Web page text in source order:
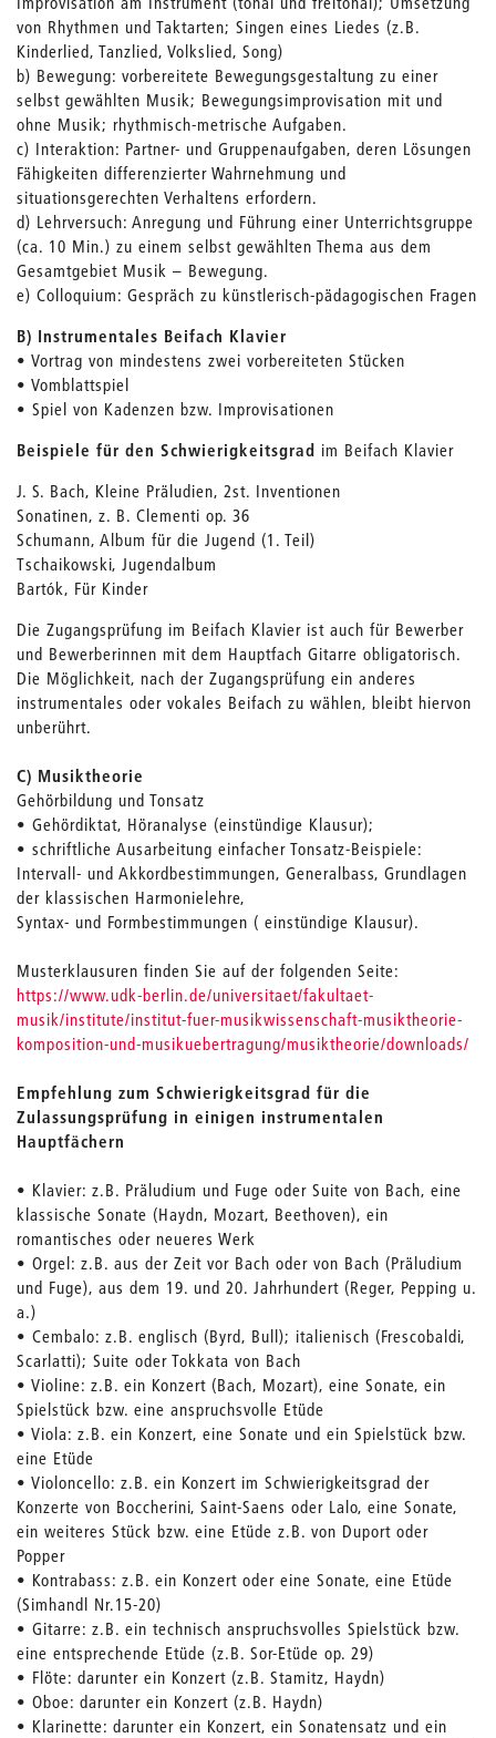
von Rhythmen und Taktarten; Singen eines Liedes (z.B.
Kinderlied, Tanzlied, Volkslied, Song)
b) Bewegung: vorbereitete Bewegungsgestaltung zu einer
selbst gewählten Musik; Bewegungsimprovisation mit und
ohne Musik; rhythmisch-metrische Aufgaben.
c) Interaktion: Partner- und Gruppenaufgaben, deren Lösungen
Fähigkeiten differenzierter Wahrnehmung und
situationsgerechten Verhaltens erfordern.
d) Lehrversuch: Anregung und Führung einer Unterrichtsgruppe
(ca. 10 Min.) zu einem selbst gewählten Thema aus dem
Gesamtgebiet Musik – Bewegung.
e) Colloquium: Gespräch zu künstlerisch-pädagogischen Fragen
B) Instrumentales Beifach Klavier
• Vortrag von mindestens zwei vorbereiteten Stücken
• Vomblattspiel
• Spiel von Kadenzen bzw. Improvisationen
Beispiele für den Schwierigkeitsgrad im Beifach Klavier
J. S. Bach, Kleine Präludien, 2st. Inventionen
Sonatinen, z. B. Clementi op. 36
Schumann, Album für die Jugend (1. Teil)
Tschaikowski, Jugendalbum
Bartók, Für Kinder
Die Zugangsprüfung im Beifach Klavier ist auch für Bewerber
und Bewerberinnen mit dem Hauptfach Gitarre obligatorisch.
Die Möglichkeit, nach der Zugangsprüfung ein anderes
instrumentales oder vokales Beifach zu wählen, bleibt hiervon
unberührt.
C) Musiktheorie
Gehörbildung und Tonsatz
• Gehördiktat, Höranalyse (einstündige Klausur);
• schriftliche Ausarbeitung einfacher Tonsatz-Beispiele:
Intervall- und Akkordbestimmungen, Generalbass, Grundlagen
der klassischen Harmonielehre,
Syntax- und Formbestimmungen ( einstündige Klausur).
Musterklausuren finden Sie auf der folgenden Seite:
https://www.udk-berlin.de/universitaet/fakultaet-
musik/institute/institut-fuer-musikwissenschaft-musiktheorie-
komposition-und-musikuebertragung/musiktheorie/downloads/
Empfehlung zum Schwierigkeitsgrad für die
Zulassungsprüfung in einigen instrumentalen
Hauptfächern
• Klavier: z.B. Präludium und Fuge oder Suite von Bach, eine
klassische Sonate (Haydn, Mozart, Beethoven), ein
romantisches oder neueres Werk
• Orgel: z.B. aus der Zeit vor Bach oder von Bach (Präludium
und Fuge), aus dem 19. und 20. Jahrhundert (Reger, Pepping u.
a.)
• Cembalo: z.B. englisch (Byrd, Bull); italienisch (Frescobaldi,
Scarlatti); Suite oder Tokkata von Bach
• Violine: z.B. ein Konzert (Bach, Mozart), eine Sonate, ein
Spielstück bzw. eine anspruchsvolle Etüde
• Viola: z.B. ein Konzert, eine Sonate und ein Spielstück bzw.
eine Etüde
• Violoncello: z.B. ein Konzert im Schwierigkeitsgrad der
Konzerte von Boccherini, Saint-Saens oder Lalo, eine Sonate,
ein weiteres Stück bzw. eine Etüde z.B. von Duport oder
Popper
• Kontrabass: z.B. ein Konzert oder eine Sonate, eine Etüde
(Simhandl Nr.15-20)
• Gitarre: z.B. ein technisch anspruchsvolles Spielstück bzw.
eine entsprechende Etüde (z.B. Sor-Etüde op. 29)
• Flöte: darunter ein Konzert (z.B. Stamitz, Haydn)
• Oboe: darunter ein Konzert (z.B. Haydn)
• Klarinette: darunter ein Konzert, ein Sonatensatz und ein